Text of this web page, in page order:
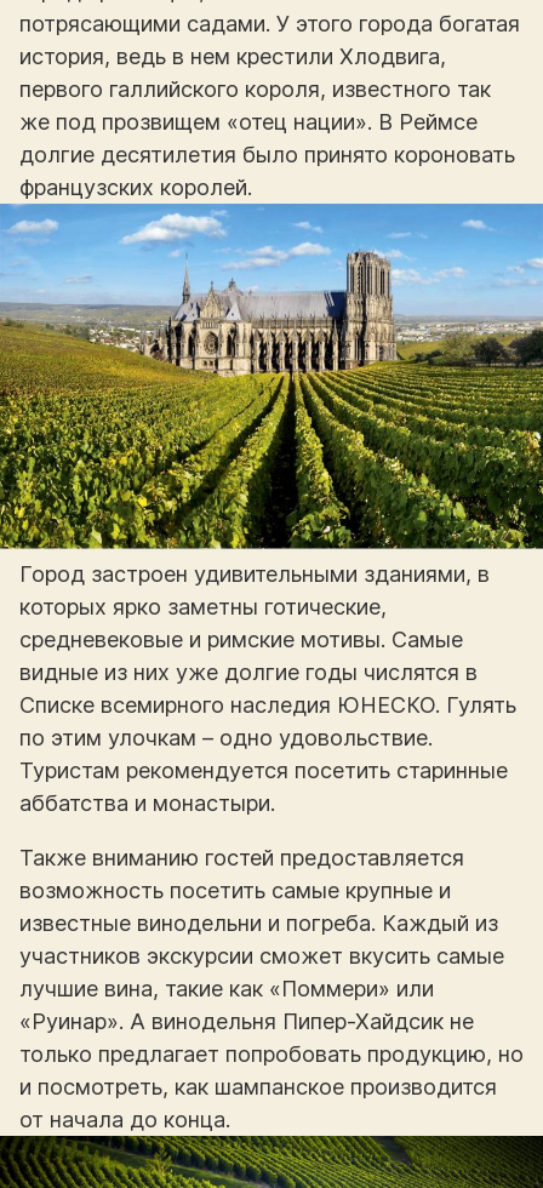
потрясающими садами. У этого города богатая
история, ведь в нем крестили Хлодвига,
первого галлийского короля, известного так
же под прозвищем «отец нации». В Реймсе
долгие десятилетия было принято короновать
французских королей.
Город застроен удивительными зданиями, в
которых ярко заметны готические,
средневековые и римские мотивы. Самые
видные из них уже долгие годы числятся в
Списке всемирного наследия ЮНЕСКО. Гулять
по этим улочкам – одно удовольствие.
Туристам рекомендуется посетить старинные
аббатства и монастыри.
Также вниманию гостей предоставляется
возможность посетить самые крупные и
известные винодельни и погреба. Каждый из
участников экскурсии сможет вкусить самые
лучшие вина, такие как «Поммери» или
«Руинар». А винодельня Пипер-Хайдсик не
только предлагает попробовать продукцию, но
и посмотреть, как шампанское производится
от начала до конца.